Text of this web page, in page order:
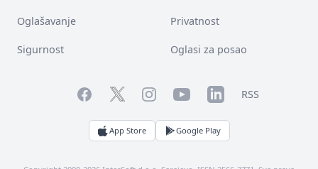
Oglašavanje Privatnost
Sigurnost Oglasi za posao
FacebookTwitterInstagramYouTubeLinkedInRSS
App Store Google Play